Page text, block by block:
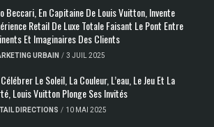
Beccari, En Capitaine De Louis Vuitton, Invente
Retail De Luxe Totale Faisant Le Pont Entre
Et Imaginaires Des Clients
URBAIN / 3 JUIL 2025
Le Soleil, La Couleur, L’eau, Le Jeu Et La
Louis Vuitton Plonge Ses Invités
DIRECTIONS / 10 MAI 2025